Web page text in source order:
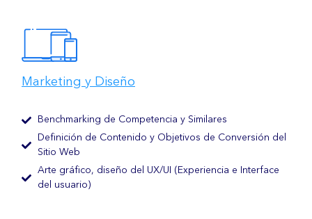
Marketing y Diseño
Benchmarking de Competencia y Similares
Definición de Contenido y Objetivos de Conversión del
Sitio Web
Arte gráfico, diseño del UX/UI (Experiencia e Interface
del usuario)